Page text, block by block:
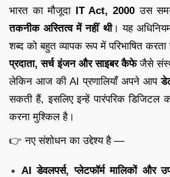
भारत का मौजूदा IT Act, 2000उस समय
तकनीक अस्तित्व में नहीं थी। यह
शब्द को बहुत व्यापक रूप में परिभाषित
प्रदाता, सर्च इंजन और साइबर कैफेजैसे
लेकिन आज की AI प्रणालियाँ अपने आप
सकती हैं, इसलिए इन्हें पारंपरिक डिजिटल
करना मुश्किल है।
👉 नए संशोधन का उद्देश्य है —
AI डेवलपर्स, प्लेटफॉर्म मालिकों और